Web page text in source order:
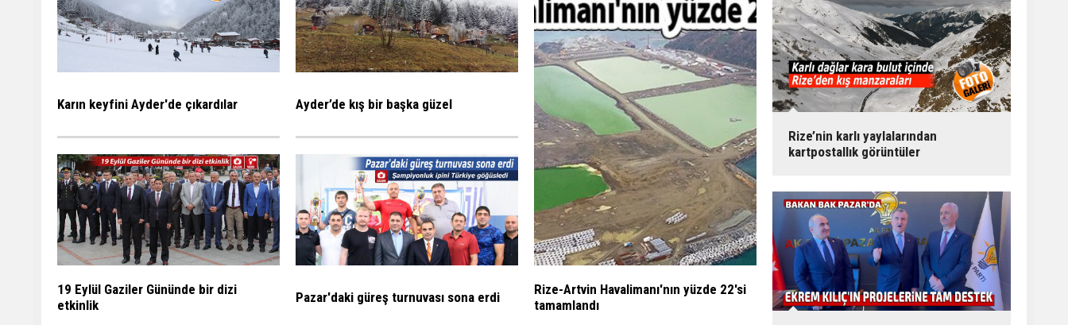
Rize-Artvin Havalimanı'nın yüzde 22'si
tamamlandı
Karın keyfini Ayder'de çıkardılar Ayder’de kış bir başka güzel
19 Eylül Gaziler Gününde bir dizi
etkinlik
Pazar'daki güreş turnuvası sona erdi
Rize’nin karlı yaylalarından
kartpostallık görüntüler